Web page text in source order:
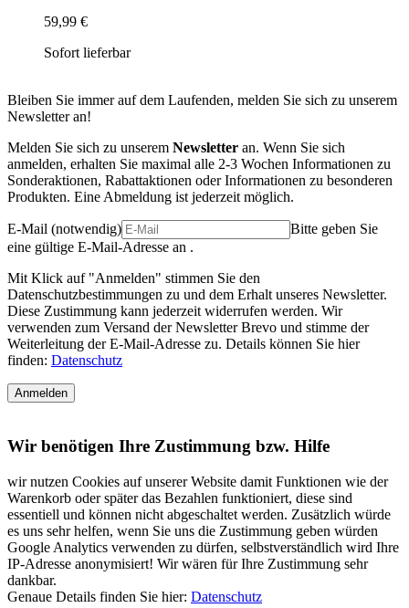
59,99 €
Sofort lieferbar
Bleiben Sie immer auf dem Laufenden, melden Sie sich zu unserem
Newsletter an!
Melden Sie sich zu unserem Newsletter an. Wenn Sie sich
anmelden, erhalten Sie maximal alle 2-3 Wochen Informationen zu
Sonderaktionen, Rabattaktionen oder Informationen zu besonderen
Produkten. Eine Abmeldung ist jederzeit möglich.
E-Mail (notwendig)
Bitte geben Sie
eine gültige E-Mail-Adresse an .
Mit Klick auf "Anmelden" stimmen Sie den
Datenschutzbestimmungen zu und dem Erhalt unseres Newsletter.
Diese Zustimmung kann jederzeit widerrufen werden. Wir
verwenden zum Versand der Newsletter Brevo und stimme der
Weiterleitung der E-Mail-Adresse zu. Details können Sie hier
finden: Datenschutz
Anmelden
Wir benötigen Ihre Zustimmung bzw. Hilfe
wir nutzen Cookies auf unserer Website damit Funktionen wie der
Warenkorb oder später das Bezahlen funktioniert, diese sind
essentiell und können nicht abgeschaltet werden. Zusätzlich würde
es uns sehr helfen, wenn Sie uns die Zustimmung geben würden
Google Analytics verwenden zu dürfen, selbstverständlich wird Ihre
IP-Adresse anonymisiert! Wir wären für Ihre Zustimmung sehr
dankbar.
Genaue Details finden Sie hier: Datenschutz